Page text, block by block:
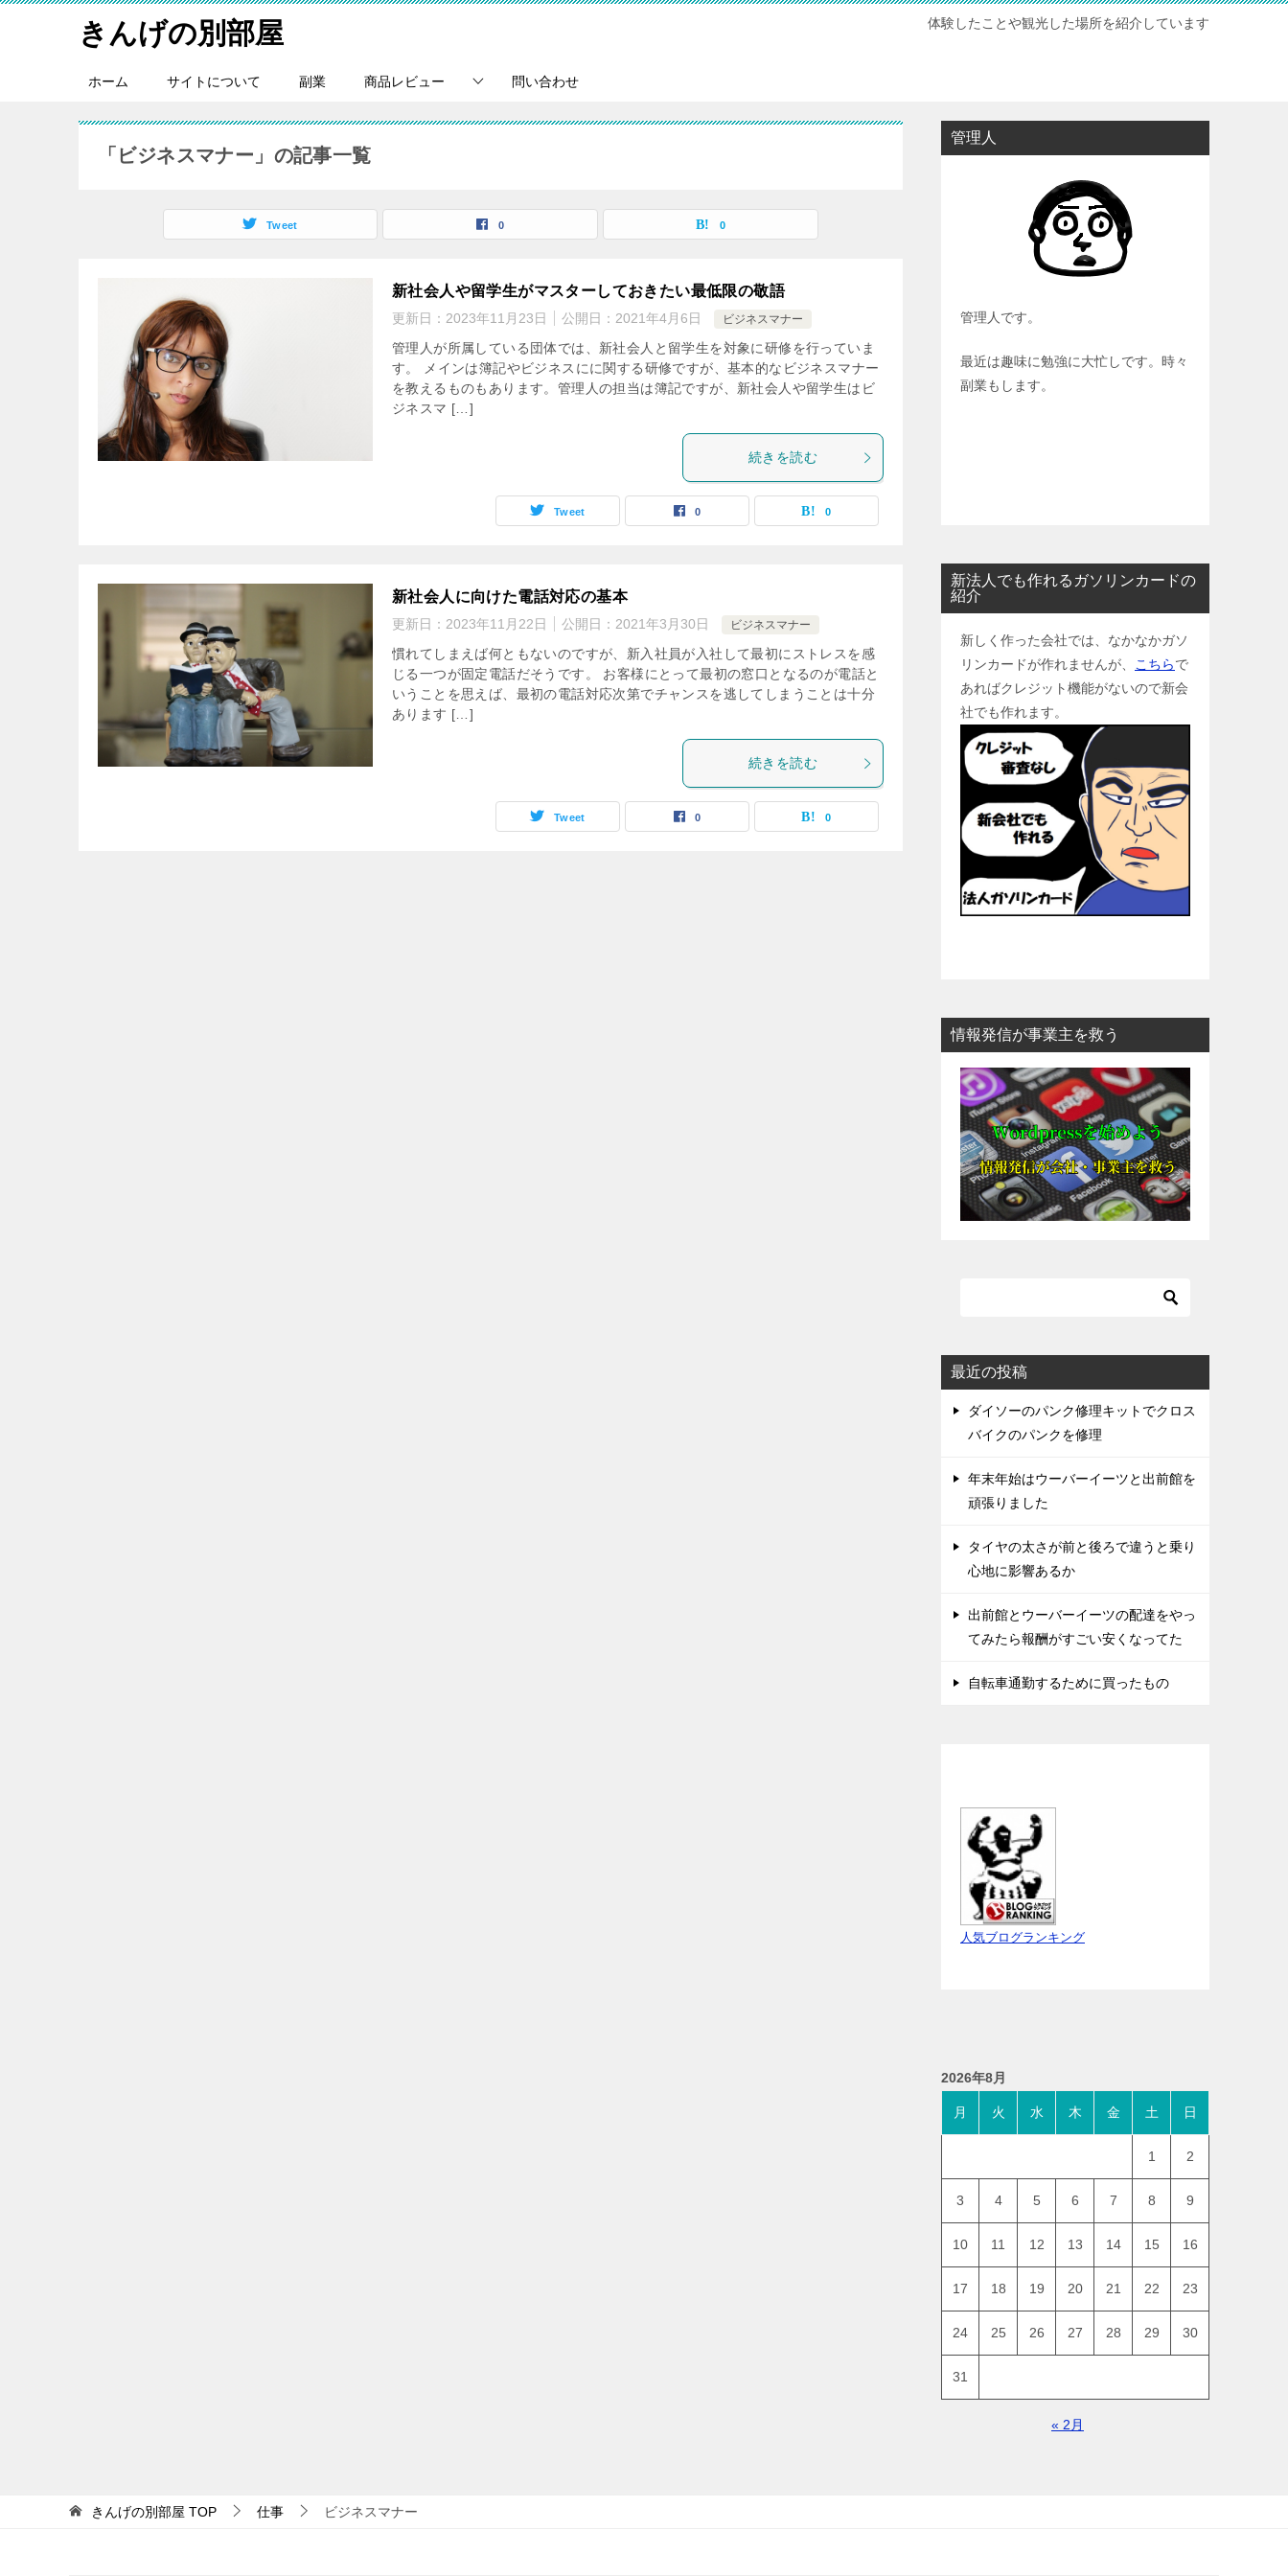
きんげの別部屋 体験したことや観光した場所を紹介しています
ホーム サイトについて 副業 商品レビュー 問い合わせ
「ビジネスマナー」の記事一覧
Tweet 0 0
新社会人や留学生がマスターしておきたい最低限の敬語
更新日： 2023年11月23日 公開日： 2021年4月6日 ビジネスマナー
管理人が所属している団体では、新社会人と留学生を対象に研修を行っていま
す。 メインは簿記やビジネスにに関する研修ですが、基本的なビジネスマナー
を教えるものもあります。管理人の担当は簿記ですが、新社会人や留学生はビ
ジネスマ […]
続きを読む
Tweet 0 0
新社会人に向けた電話対応の基本
更新日： 2023年11月22日 公開日： 2021年3月30日 ビジネスマナー
慣れてしまえば何ともないのですが、新入社員が入社して最初にストレスを感
じる一つが固定電話だそうです。 お客様にとって最初の窓口となるのが電話と
いうことを思えば、最初の電話対応次第でチャンスを逃してしまうことは十分
あります […]
続きを読む
Tweet 0 0
管理人
管理人です。
最近は趣味に勉強に大忙しです。時々
副業もします。
新法人でも作れるガソリンカードの
紹介
新しく作った会社では、なかなかガソ
リンカードが作れませんが、
こちらで
あればクレジット機能がないので新会
社でも作れます。
情報発信が事業主を救う
最近の投稿
ダイソーのパンク修理キットでクロス
バイクのパンクを修理
年末年始はウーバーイーツと出前館を
頑張りました
タイヤの太さが前と後ろで違うと乗り
心地に影響あるか
出前館とウーバーイーツの配達をやっ
てみたら報酬がすごい安くなってた
自転車通勤するために買ったもの
人気ブログランキング
2026年8月
月 火 水 木 金 土 日
1 2
3 4 5 6 7 8 9
10 11 12 13 14 15 16
17 18 19 20 21 22 23
24 25 26 27 28 29 30
31
« 2月
きんげの別部屋 TOP 仕事 ビジネスマナー